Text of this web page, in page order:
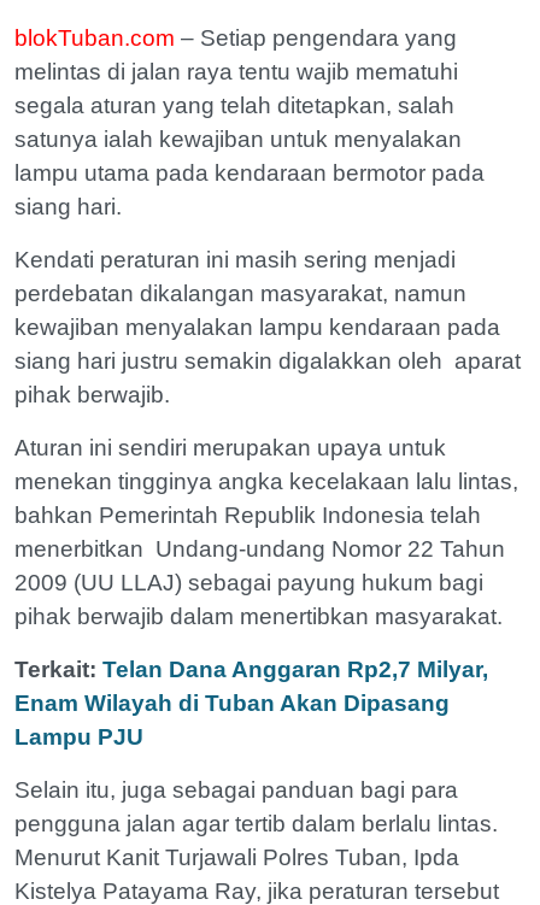
blokTuban.com – Setiap pengendara yang
melintas di jalan raya tentu wajib mematuhi
segala aturan yang telah ditetapkan, salah
satunya ialah kewajiban untuk menyalakan
lampu utama pada kendaraan bermotor pada
siang hari.
Kendati peraturan ini masih sering menjadi
perdebatan dikalangan masyarakat, namun
kewajiban menyalakan lampu kendaraan pada
siang hari justru semakin digalakkan oleh aparat
pihak berwajib.
Aturan ini sendiri merupakan upaya untuk
menekan tingginya angka kecelakaan lalu lintas,
bahkan Pemerintah Republik Indonesia telah
menerbitkan Undang-undang Nomor 22 Tahun
2009 (UU LLAJ) sebagai payung hukum bagi
pihak berwajib dalam menertibkan masyarakat.
Terkait: Telan Dana Anggaran Rp2,7 Milyar,
Enam Wilayah di Tuban Akan Dipasang
Lampu PJU
Selain itu, juga sebagai panduan bagi para
pengguna jalan agar tertib dalam berlalu lintas.
Menurut Kanit Turjawali Polres Tuban, Ipda
Kistelya Patayama Ray, jika peraturan tersebut